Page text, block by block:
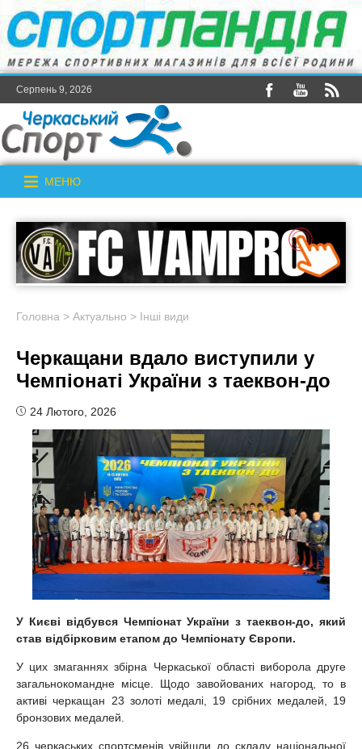
Серпень 9, 2026
МЕНЮ
Головна > Актуально > Інші види
Черкащани вдало виступили у
Чемпіонаті України з таеквон-до
24 Лютого, 2026
У Києві відбувся Чемпіонат України з таеквон-до, який
став відбірковим етапом до Чемпіонату Європи.
У цих змаганнях збірна Черкаської області виборола друге
загальнокомандне місце. Щодо завойованих нагород, то в
активі черкащан 23 золоті медалі, 19 срібних медалей, 19
бронзових медалей.
26 черкаських спортсменів увійшли до складу національної